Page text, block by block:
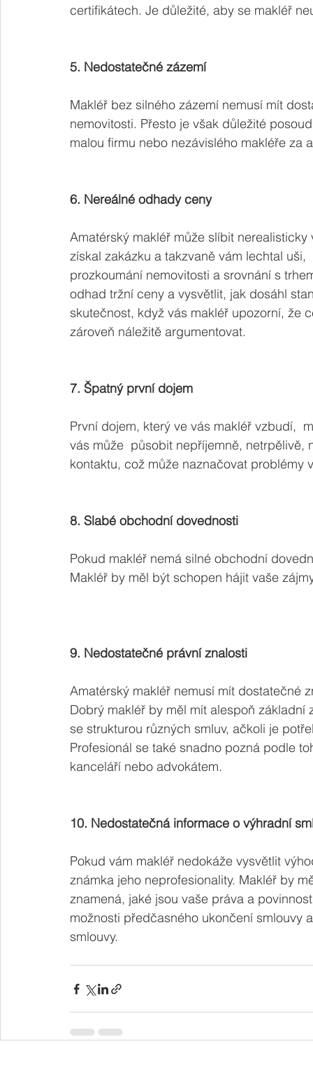
certifikátech. Je důležité, aby se makléř
5. Nedostatečné zázemí
Makléř bez silného zázemí nemusí mít
nemovitosti. Přesto je však důležité
malou firmu nebo nezávislého makléře za
6. Nereálné odhady ceny
Amatérský makléř může slíbit
získal zakázku a takzvaně vám lechtal
prozkoumání nemovitosti a srovnání s
odhad tržní ceny a vysvětlit, jak dosáhl
skutečnost, když vás makléř upozorní, že
zároveň náležitě argumentovat.
7. Špatný první dojem
První dojem, který ve vás makléř vzbudí,
vás může  působit nepříjemně,
kontaktu, což může naznačovat problémy
8. Slabé obchodní dovednosti
Pokud makléř nemá silné obchodní
Makléř by měl být schopen hájit vaše
9. Nedostatečné právní znalosti
Amatérský makléř nemusí mít dostatečné
Dobrý makléř by měl mít alespoň
se strukturou různých smluv, ačkoli je
Profesionál se také snadno pozná podle
kanceláří nebo advokátem.
10. Nedostatečná informace o výhradní
Pokud vám makléř nedokáže vysvětlit
známka jeho neprofesionality. Makléř by
znamená, jaké jsou vaše práva a
možnosti předčasného ukončení smlouvy
smlouvy.